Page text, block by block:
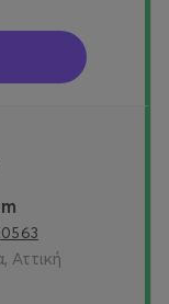
Αττική